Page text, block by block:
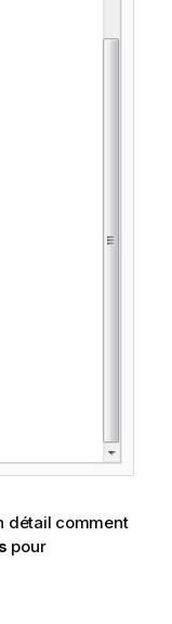
détail comment
pour